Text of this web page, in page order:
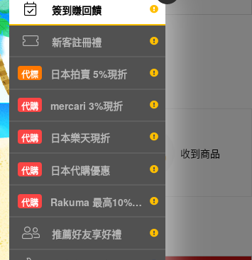
簽到賺回饋
新客註冊禮
代標 日本拍賣 5%現折
代購 mercari 3%現折
代購 日本樂天現折
代購 日本代購優惠
代購 Rakuma 最高10%現折
推薦好友享好禮
商品抵台通知出貨 收到商品